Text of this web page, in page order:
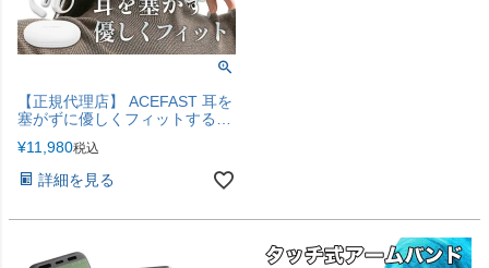
【正規代理店】 ACEFAST 耳を
塞がずに優しくフィットする、
iPhone17
¥11,980税込
詳細を見る